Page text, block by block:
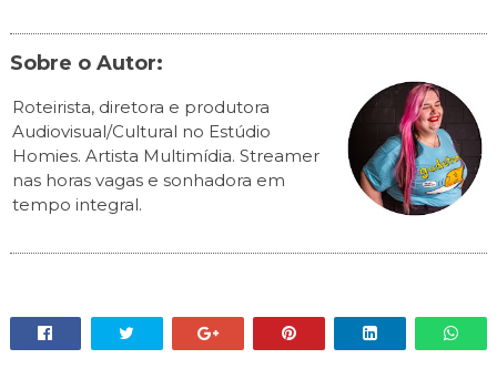
Sobre o Autor:
Roteirista, diretora e produtora
Audiovisual/Cultural no Estúdio
Homies. Artista Multimídia. Streamer
nas horas vagas e sonhadora em
tempo integral.